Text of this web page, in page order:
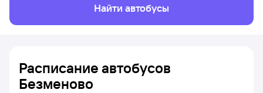
Найти автобусы
Расписание автобусов
Безменово